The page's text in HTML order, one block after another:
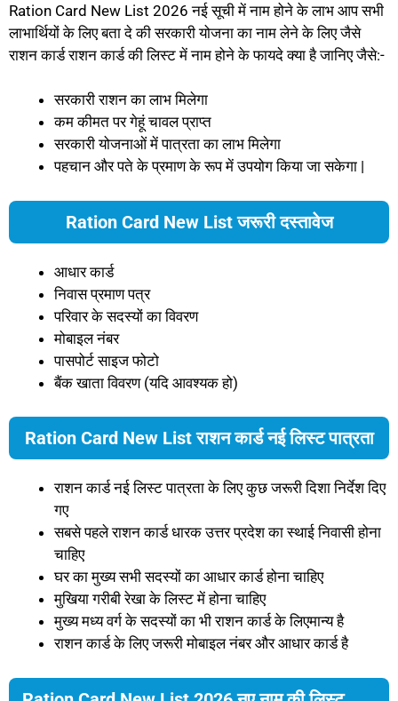
Ration Card New List 2026 नई सूची में नाम होने के लाभ आप सभी
लाभार्थियों के लिए बता दे की सरकारी योजना का नाम लेने के लिए जैसे
राशन कार्ड राशन कार्ड की लिस्ट में नाम होने के फायदे क्या है जानिए जैसे:-
सरकारी राशन का लाभ मिलेगा
कम कीमत पर गेहूं चावल प्राप्त
सरकारी योजनाओं में पात्रता का लाभ मिलेगा
पहचान और पते के प्रमाण के रूप में उपयोग किया जा सकेगा |
Ration Card New List जरूरी दस्तावेज
आधार कार्ड
निवास प्रमाण पत्र
परिवार के सदस्यों का विवरण
मोबाइल नंबर
पासपोर्ट साइज फोटो
बैंक खाता विवरण (यदि आवश्यक हो)
Ration Card New List राशन कार्ड नई लिस्ट पात्रता
राशन कार्ड नई लिस्ट पात्रता के लिए कुछ जरूरी दिशा निर्देश दिए
गए
सबसे पहले राशन कार्ड धारक उत्तर प्रदेश का स्थाई निवासी होना
चाहिए
घर का मुख्य सभी सदस्यों का आधार कार्ड होना चाहिए
मुखिया गरीबी रेखा के लिस्ट में होना चाहिए
मुख्य मध्य वर्ग के सदस्यों का भी राशन कार्ड के लिएमान्य है
राशन कार्ड के लिए जरूरी मोबाइल नंबर और आधार कार्ड है